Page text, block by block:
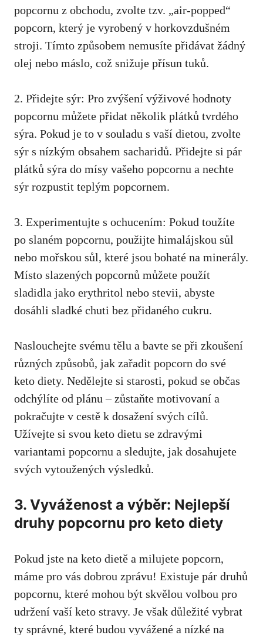
popcornu z obchodu, zvolte tzv. „air-popped“
popcorn, který‌ je vyrobený v horkovzdušném
stroji. Tímto způsobem nemusíte přidávat žádný
olej nebo máslo, což snižuje přísun‌ tuků.
2. Přidejte sýr: Pro zvýšení⁢ výživové‌ hodnoty
popcornu můžete přidat několik plátků tvrdého ​
sýra. Pokud je to v‌ souladu s vaší⁣ dietou, zvolte
sýr s nízkým obsahem sacharidů. Přidejte si pár
plátků sýra do mísy vašeho⁣ popcornu a nechte
sýr rozpustit teplým popcornem.
3. Experimentujte s ochucením: Pokud toužíte
po slaném popcornu, použijte himalájskou sůl
nebo mořskou⁣ sůl, které jsou bohaté na minerály.
Místo slazených popcornů můžete použít
‍sladidla jako erythritol ⁣nebo stevii, abyste
dosáhli sladké chuti bez přidaného cukru.
Naslouchejte svému tělu a bavte ‌se při zkoušení
⁤různých způsobů, jak zařadit⁣ popcorn do své
‍keto diety. Nedělejte si starosti, pokud se⁢ občas
odchýlíte od plánu – zůstaňte motivovaní⁢ a
pokračujte ⁢v cestě k dosažení svých cílů.
Užívejte si svou keto dietu se zdravými
variantami popcornu a sledujte, jak dosahujete
svých vytoužených výsledků.
3. Vyváženost a výběr: Nejlepší
druhy popcornu pro keto diety
Pokud jste na keto dietě a milujete popcorn,
máme pro vás dobrou zprávu! Existuje pár druhů⁢
popcornu, které mohou být skvělou volbou pro
udržení vaší keto stravy. Je však důležité vybrat
ty správné, které budou vyvážené a ⁢nízké na